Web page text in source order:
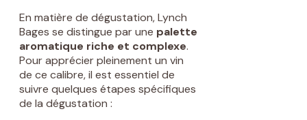
En matière de dégustation, Lynch
Bages se distingue par une palette
aromatique riche et complexe.
Pour apprécier pleinement un vin
de ce calibre, il est essentiel de
suivre quelques étapes spécifiques
de la dégustation :